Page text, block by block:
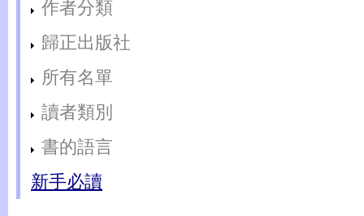
作者分類
歸正出版社
所有名單
讀者類別
書的語言
新手必讀